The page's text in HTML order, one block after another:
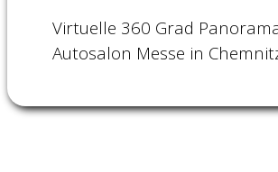
Virtuelle 360 Grad
Autosalon Messe in